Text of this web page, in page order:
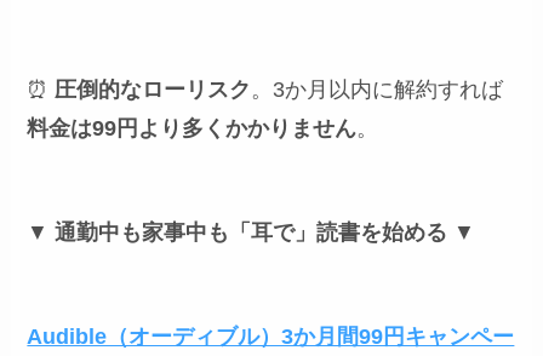
⏰圧倒的なローリスク 。3か月以内に解約すれば
料金は99円より多くかかりません。
▼通勤中も家事中も「耳で」読書を始める ▼
Audible（オーディブル）3か月間99円キャンペー